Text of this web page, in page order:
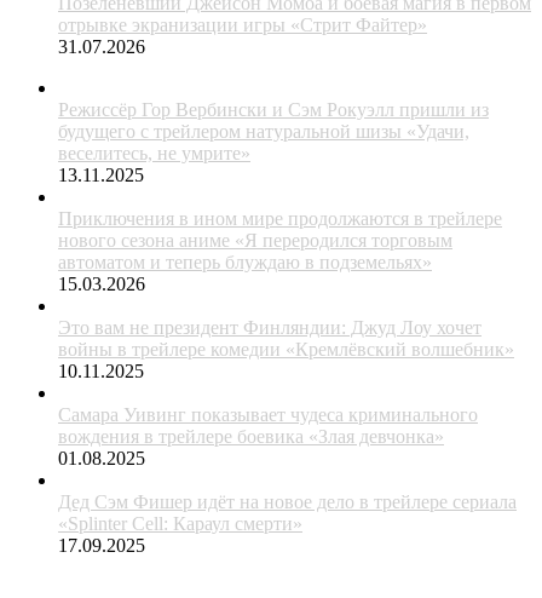
отрывке экранизации игры «Стрит Файтер»
31.07.2026
Режиссёр Гор Вербински и Сэм Рокуэлл пришли из
будущего с трейлером натуральной шизы «Удачи,
веселитесь, не умрите»
13.11.2025
Приключения в ином мире продолжаются в трейлере
нового сезона аниме «Я переродился торговым
автоматом и теперь блуждаю в подземельях»
15.03.2026
Это вам не президент Финляндии: Джуд Лоу хочет
войны в трейлере комедии «Кремлёвский волшебник»
10.11.2025
Самара Уивинг показывает чудеса криминального
вождения в трейлере боевика «Злая девчонка»
01.08.2025
Дед Сэм Фишер идёт на новое дело в трейлере сериала
«Splinter Cell: Караул смерти»
17.09.2025